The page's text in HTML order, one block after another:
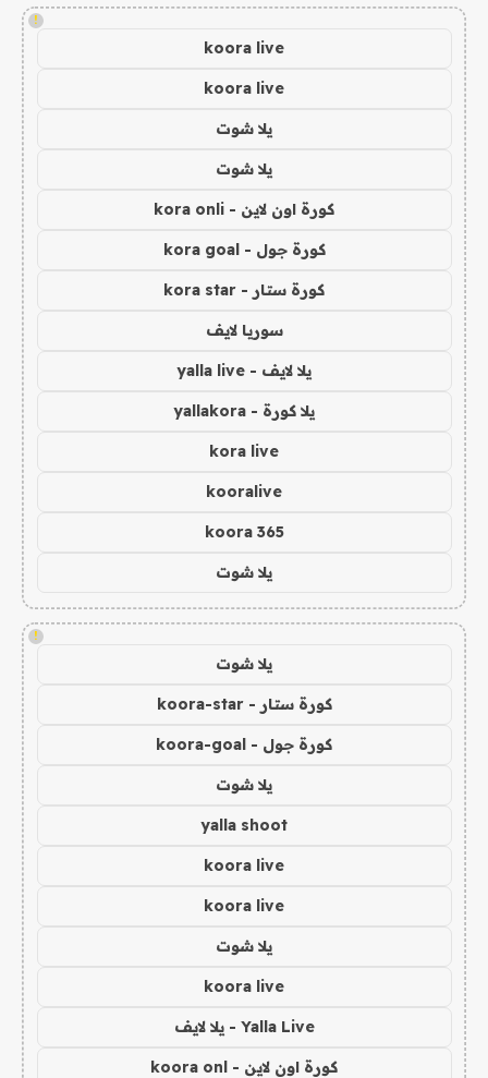
!
koora live
koora live
يلا شوت
يلا شوت
كورة اون لاين - kora onli
كورة جول - kora goal
كورة ستار - kora star
سوريا لايف
يلا لايف - yalla live
يلا كورة - yallakora
kora live
kooralive
koora 365
يلا شوت
!
يلا شوت
كورة ستار - koora-star
كورة جول - koora-goal
يلا شوت
yalla shoot
koora live
koora live
يلا شوت
koora live
Yalla Live - يلا لايف
كورة اون لاين - koora onl